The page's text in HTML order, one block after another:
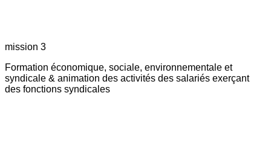
mission 3
Formation économique, sociale, environnementale et
syndicale & animation des activités des salariés exerçant
des fonctions syndicales